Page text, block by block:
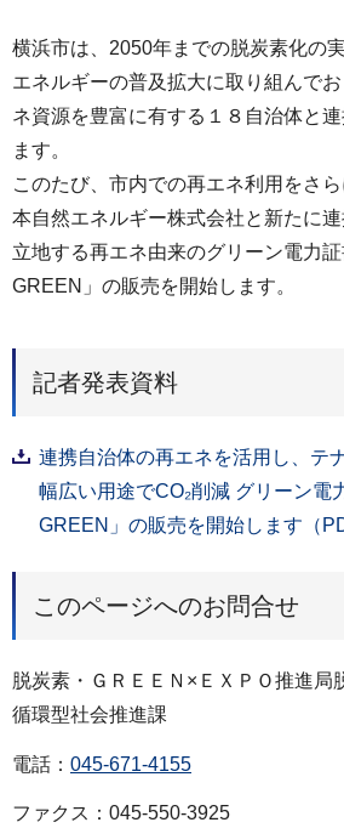
横浜市は、2050年までの脱炭素化の
エネルギーの普及拡大に取り組んで
ネ資源を豊富に有する１８自治体と
ます。
このたび、市内での再エネ利用をさ
本自然エネルギー株式会社と新たに
立地する再エネ由来のグリーン電力
GREEN」の販売を開始します。
記者発表資料
連携自治体の再エネを活用し、テ
幅広い用途でCO₂削減 グリーン電
GREEN」の販売を開始します（
このページへのお問合せ
脱炭素・ＧＲＥＥＮ×ＥＸＰＯ推進局
循環型社会推進課
電話： 045-671-4155
ファクス：045-550-3925